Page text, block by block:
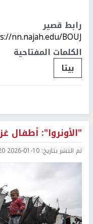
رابط قصير
nn.najah.edu/BOUJ/
الكلمات المفتاحية
بيتا
"الأونروا": أطفال
تم النشر بتاريخ: 2026-01-10 19:20